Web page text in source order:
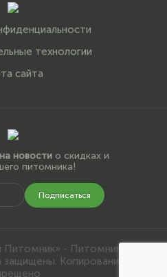
технологии
сайта
новостио скидках и
питомника!
Подписаться
Питомник» - Питомник
защищены. Копирование